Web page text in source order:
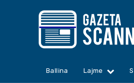
Ballina Lajme